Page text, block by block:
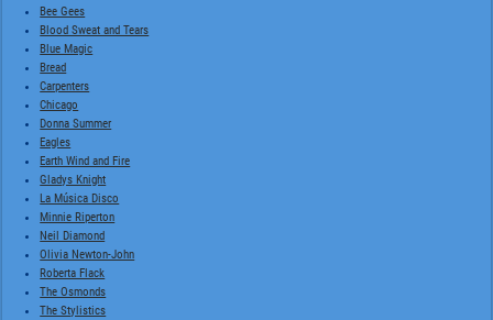
Bee Gees
Blood Sweat and Tears
Blue Magic
Bread
Carpenters
Chicago
Donna Summer
Eagles
Earth Wind and Fire
Gladys Knight
La Música Disco
Minnie Riperton
Neil Diamond
Olivia Newton-John
Roberta Flack
The Osmonds
The Stylistics